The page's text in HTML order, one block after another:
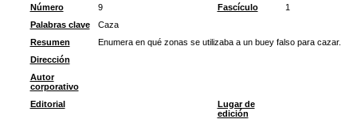
Número 9 Fascículo
1
Palabras clave
Caza
Resumen
Enumera en qué zonas se utilizaba a un buey falso para cazar.
Dirección
Autor
corporativo
Editorial
Lugar de
edición